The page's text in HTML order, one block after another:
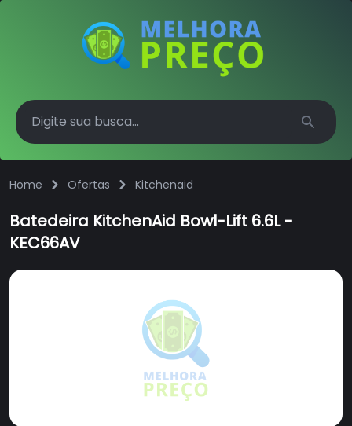
Search
Home Ofertas Kitchenaid
Batedeira KitchenAid Bowl-Lift 6.6L -
KEC66AV